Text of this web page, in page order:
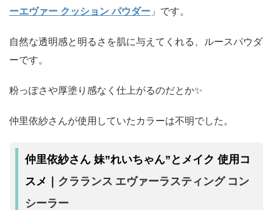
ーエヴァー クッション パウダー 」です。
自然な透明感と明るさを肌に与えてくれる、ルースパウダ
ーです。
粉っぽさや厚塗り感なく仕上がるのだとか✨
仲里依紗さんが使用していたカラーは不明でした。
仲里依紗さん 妹”れいちゃん”とメイク 使用コ
スメ｜ クラランス エヴァーラスティング コン
シーラー